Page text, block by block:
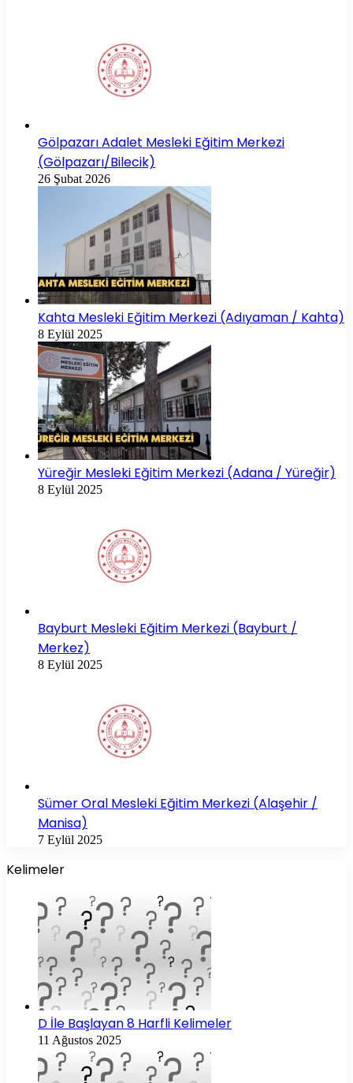
Gölpazarı Adalet Mesleki Eğitim Merkezi
(Gölpazarı/Bilecik)
26 Şubat 2026
Kahta Mesleki Eğitim Merkezi (Adıyaman / Kahta)
8 Eylül 2025
Yüreğir Mesleki Eğitim Merkezi (Adana / Yüreğir)
8 Eylül 2025
Bayburt Mesleki Eğitim Merkezi (Bayburt /
Merkez)
8 Eylül 2025
Sümer Oral Mesleki Eğitim Merkezi (Alaşehir /
Manisa)
7 Eylül 2025
Kelimeler
D İle Başlayan 8 Harfli Kelimeler
11 Ağustos 2025